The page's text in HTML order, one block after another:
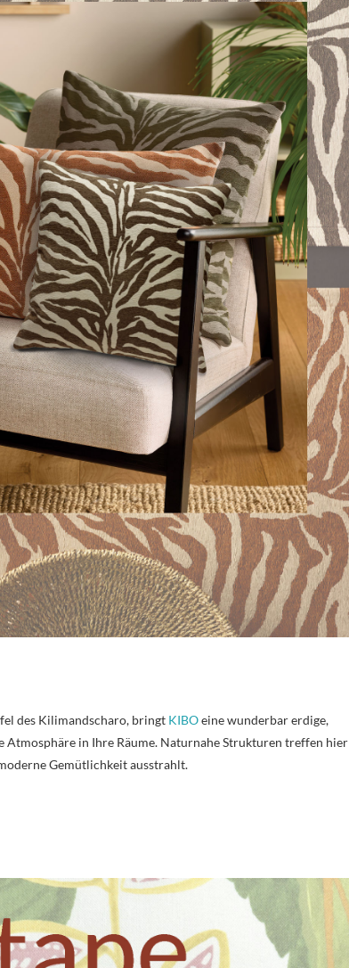
des Kilimandscharo, bringt KIBOeine wunderbar erdige,
Atmosphäre in Ihre Räume. Naturnahe Strukturen treffen hier
Gemütlichkeit ausstrahlt.